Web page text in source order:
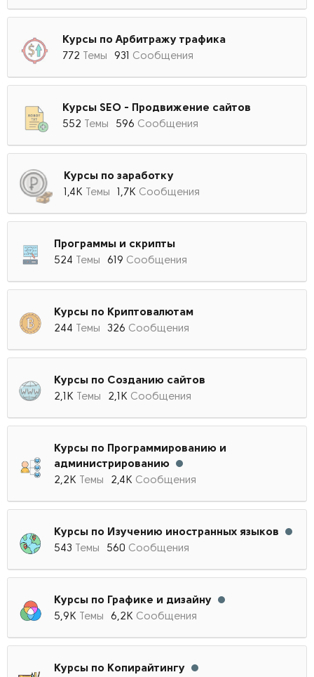
Курсы по Арбитражу трафика
772 Темы 931 Сообщения
Курсы SEO - Продвижение сайтов
552 Темы 596 Сообщения
Курсы по заработку
1,4К Темы 1,7К Сообщения
Программы и скрипты
524 Темы 619 Сообщения
Курсы по Криптовалютам
244 Темы 326 Сообщения
Курсы по Созданию сайтов
2,1К Темы 2,1К Сообщения
Курсы по Программированию и
администрированию
2,2К Темы 2,4К Сообщения
Курсы по Изучению иностранных языков
543 Темы 560 Сообщения
Курсы по Графике и дизайну
5,9К Темы 6,2К Сообщения
Курсы по Копирайтингу